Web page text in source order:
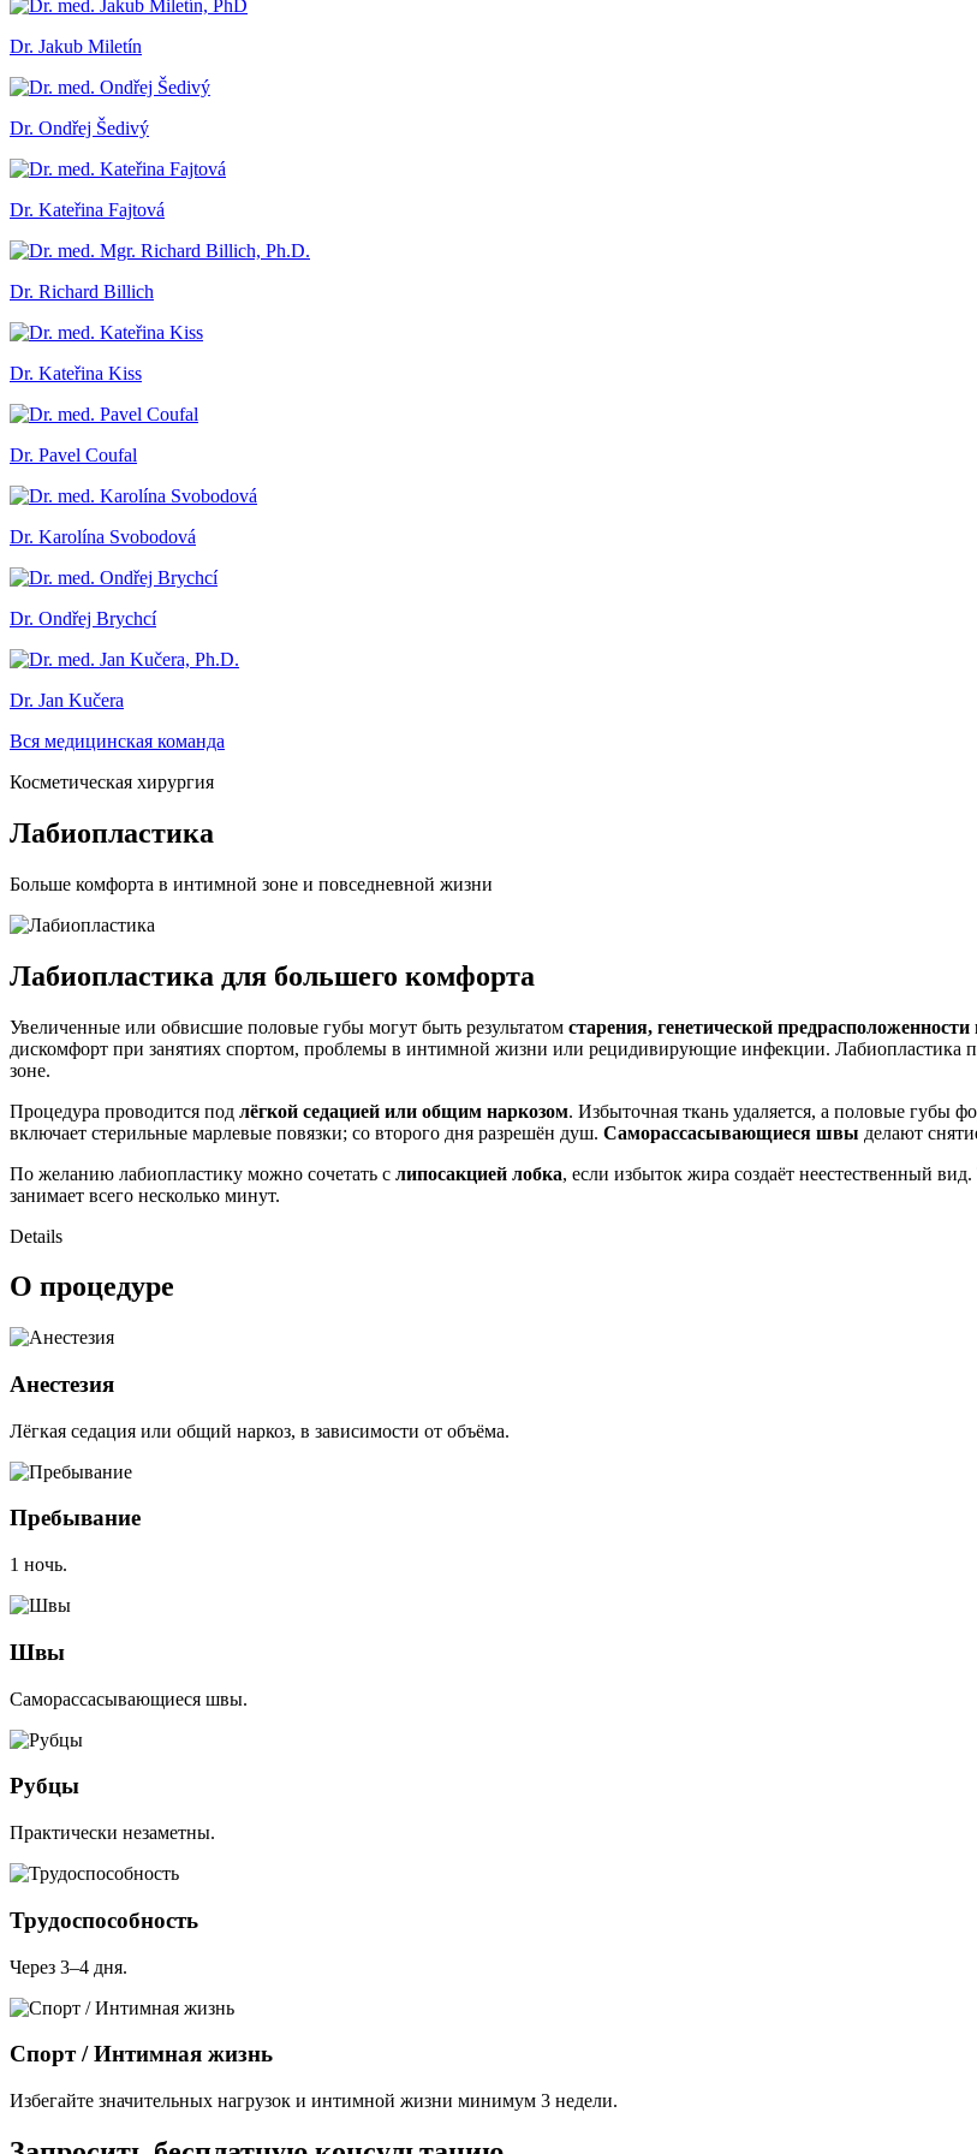
Dr. Jakub Miletín
Dr. Ondřej Šedivý
Dr. Kateřina Fajtová
Dr. Richard Billich
Dr. Kateřina Kiss
Dr. Pavel Coufal
Dr. Karolína Svobodová
Dr. Ondřej Brychcí
Dr. Jan Kučera
Вся медицинская команда
Косметическая хирургия
Лабиопластика
Больше комфорта в интимной зоне и повседневной жизни
Лабиопластика для большего комфорта
Увеличенные или обвисшие половые губы могут быть результатом старения, генетической
дискомфорт при занятиях спортом, проблемы в интимной жизни или рецидивирующие инфекции. Лабиопластика
зоне.
Процедура проводится под лёгкой седацией или общим наркозом. Избыточная ткань удаляется, а половые губы
включает стерильные марлевые повязки; со второго дня разрешён душ. Саморассасывающиеся швы делают
По желанию лабиопластику можно сочетать с липосакцией лобка, если избыток жира создаёт неестественный
занимает всего несколько минут.
Details
О процедуре
Анестезия
Лёгкая седация или общий наркоз, в зависимости от объёма.
Пребывание
1 ночь.
Швы
Саморассасывающиеся швы.
Рубцы
Практически незаметны.
Трудоспособность
Через 3–4 дня.
Спорт / Интимная жизнь
Избегайте значительных нагрузок и интимной жизни минимум 3 недели.